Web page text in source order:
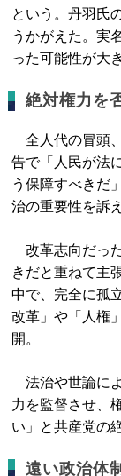
という。丹羽氏
うかがえた。実
った可能性が大
絶対権力を
全人代の冒頭
告で「人民が法
う保障すべきだ
治の重要性を訴
改革志向だっ
きだと重ねて主
中で、完全に孤
改革」や「人権
開。
法治や世論に
力を監督させ、
い」と共産党の
遠い政治体